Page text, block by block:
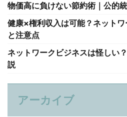
物価高に負けない節約術｜公的
健康×権利収入は可能？ネット
と注意点
ネットワークビジネスは怪しい
説
アーカイブ